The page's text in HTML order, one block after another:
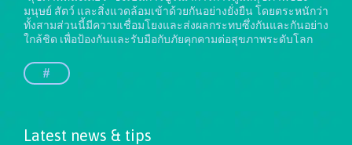
มนุษย์ สัตว์ และสิ่งแวดล้อมเข้าด้วยกันอย่างยั่งยืนโดยตระหนักว่า
ทั้งสามส่วนนี้มีความเชื่อมโยงและส่งผลกระทบซึ่งกันและกันอย่าง
ใกล้ชิด เพื่อป้องกันและรับมือกับภัยคุกคามต่อสุขภาพระดับโลก
#
Latest news & tips